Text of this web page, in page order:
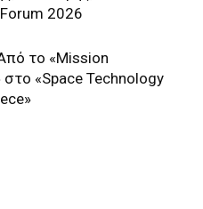
2026
το «Μission
«Space Technology